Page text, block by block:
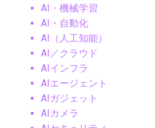
AI・機械学習
AI・自動化
AI（人工知能）
AI／クラウド
AIインフラ
AIエージェント
AIガジェット
AIカメラ